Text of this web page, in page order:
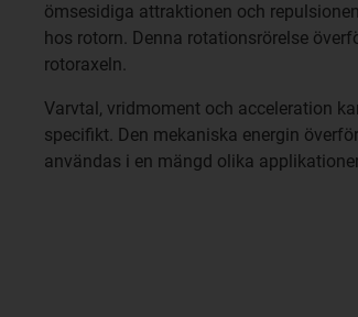
ömsesidiga attraktionen och
hos rotorn. Denna rotationsrörelse
rotoraxeln.
Varvtal, vridmoment och acceleration
specifikt. Den mekaniska energin
användas i en mängd olika